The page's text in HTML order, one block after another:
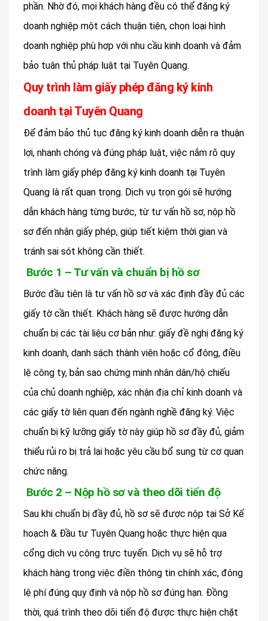
phần. Nhờ đó, mọi khách hàng đều có thể đăng ký
doanh nghiệp một cách thuận tiện, chọn loại hình
doanh nghiệp phù hợp với nhu cầu kinh doanh và đảm
bảo tuân thủ pháp luật tại Tuyên Quang.
Quy trình làm giấy phép đăng ký kinh
doanh tại Tuyên Quang
Để đảm bảo thủ tục đăng ký kinh doanh diễn ra thuận
lợi, nhanh chóng và đúng pháp luật, việc nắm rõ quy
trình làm giấy phép đăng ký kinh doanh tại Tuyên
Quang là rất quan trọng. Dịch vụ trọn gói sẽ hướng
dẫn khách hàng từng bước, từ tư vấn hồ sơ, nộp hồ
sơ đến nhận giấy phép, giúp tiết kiệm thời gian và
tránh sai sót không cần thiết.
Bước 1 – Tư vấn và chuẩn bị hồ sơ
Bước đầu tiên là tư vấn hồ sơ và xác định đầy đủ các
giấy tờ cần thiết. Khách hàng sẽ được hướng dẫn
chuẩn bị các tài liệu cơ bản như: giấy đề nghị đăng ký
kinh doanh, danh sách thành viên hoặc cổ đông, điều
lệ công ty, bản sao chứng minh nhân dân/hộ chiếu
của chủ doanh nghiệp, xác nhận địa chỉ kinh doanh và
các giấy tờ liên quan đến ngành nghề đăng ký. Việc
chuẩn bị kỹ lưỡng giấy tờ này giúp hồ sơ đầy đủ, giảm
thiểu rủi ro bị trả lại hoặc yêu cầu bổ sung từ cơ quan
chức năng.
Bước 2 – Nộp hồ sơ và theo dõi tiến độ
Sau khi chuẩn bị đầy đủ, hồ sơ sẽ được nộp tại Sở Kế
hoạch & Đầu tư Tuyên Quang hoặc thực hiện qua
cổng dịch vụ công trực tuyến. Dịch vụ sẽ hỗ trợ
khách hàng trong việc điền thông tin chính xác, đóng
lệ phí đúng quy định và nộp hồ sơ đúng hạn. Đồng
thời, quá trình theo dõi tiến độ được thực hiện chặt